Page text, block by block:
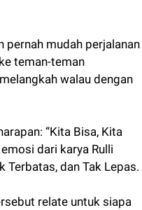
pernah mudah perjalanan
teman-teman
walau dengan
“Kita Bisa, Kita
dari karya Rulli
Terbatas, dan Tak Lepas.
relate untuk siapa